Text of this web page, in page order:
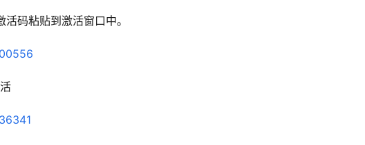
码粘贴到激活窗口中。